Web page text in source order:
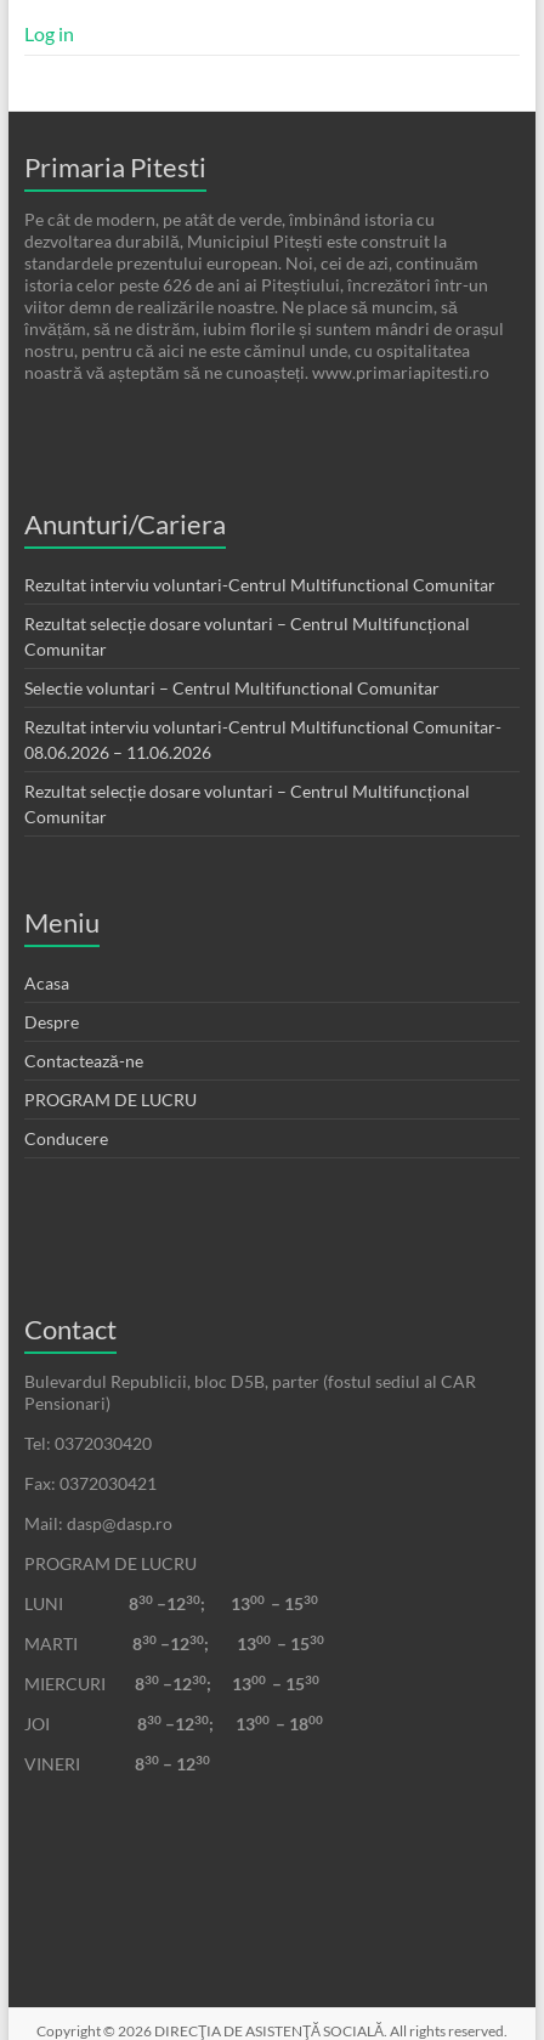
Log in
Primaria Pitesti
Pe cât de modern, pe atât de verde, îmbinând istoria cu
dezvoltarea durabilă, Municipiul Pitești este construit la
standardele prezentului european. Noi, cei de azi, continuăm
istoria celor peste 626 de ani ai Piteștiului, încrezători într-un
viitor demn de realizările noastre. Ne place să muncim, să
învățăm, să ne distrăm, iubim florile și suntem mândri de orașul
nostru, pentru că aici ne este căminul unde, cu ospitalitatea
noastră vă așteptăm să ne cunoașteți. www.primariapitesti.ro
Anunturi/Cariera
Rezultat interviu voluntari-Centrul Multifunctional Comunitar
Rezultat selecție dosare voluntari – Centrul Multifuncțional
Comunitar
Selectie voluntari – Centrul Multifunctional Comunitar
Rezultat interviu voluntari-Centrul Multifunctional Comunitar-
08.06.2026 – 11.06.2026
Rezultat selecție dosare voluntari – Centrul Multifuncțional
Comunitar
Meniu
Acasa
Despre
Contactează-ne
PROGRAM DE LUCRU
Conducere
Contact
Bulevardul Republicii, bloc D5B, parter (fostul sediul al CAR
Pensionari)
Tel: 0372030420
Fax: 0372030421
Mail: dasp@dasp.ro
PROGRAM DE LUCRU
LUNI
830–1230; 1300 – 1530
MARTI 830–1230; 1300 – 1530
MIERCURI 830–1230; 1300 – 1530
JOI 830–1230; 1300 – 1800
VINERI 830– 1230
Copyright © 2026 DIRECŢIA DE ASISTENŢĂ SOCIALĂ. All rights reserved.